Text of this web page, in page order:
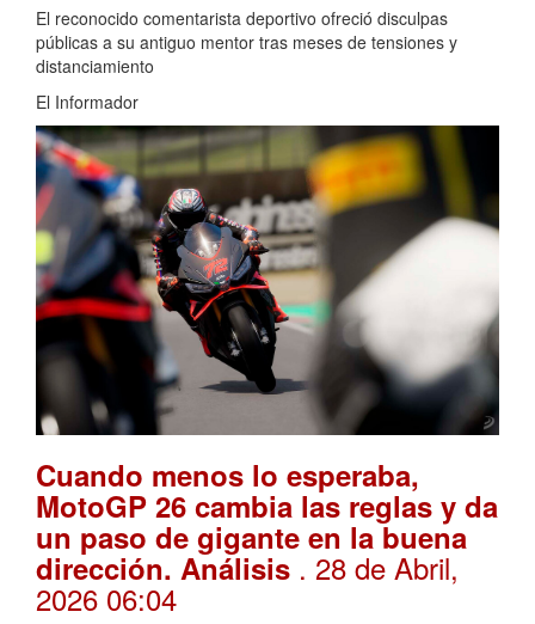
El reconocido comentarista deportivo ofreció disculpas
públicas a su antiguo mentor tras meses de tensiones y
distanciamiento
El Informador
Cuando menos lo esperaba,
MotoGP 26 cambia las reglas y da
un paso de gigante en la buena
dirección. Análisis . 28 de Abril,
2026 06:04